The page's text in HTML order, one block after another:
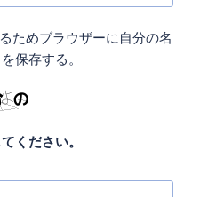
ためブラウザーに自分の名
保存する。
ください。